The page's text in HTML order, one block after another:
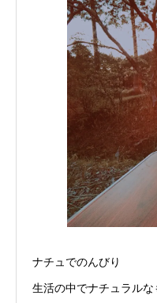
ナチュでのんびり
生活の中でナチュラル